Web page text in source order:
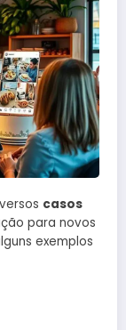
casos
para novos
exemplos